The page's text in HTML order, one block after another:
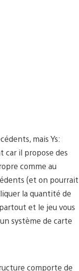
mais Ys:
car il propose des
comme au
(et on pourrait
la quantité de
et le jeu vous
système de carte
comporte de